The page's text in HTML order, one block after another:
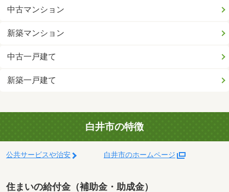
中古マンション
新築マンション
中古一戸建て
新築一戸建て
白井市の特徴
公共サービスや治安 白井市のホームページ
住まいの給付金（補助金・助成金）